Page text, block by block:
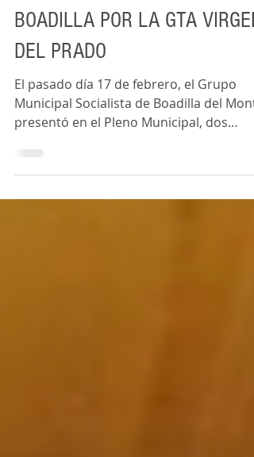
REHABILITACIÓN ACCESO A
BOADILLA POR LA GTA VIRGEN
DEL PRADO
El pasado día 17 de febrero, el Grupo
Municipal Socialista de Boadilla del